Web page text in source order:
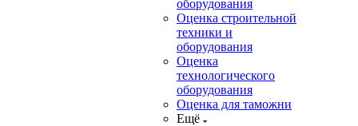
оборудования
Оценка строительной
техники и
оборудования
Оценка
технологического
оборудования
Оценка для таможни
Ещё